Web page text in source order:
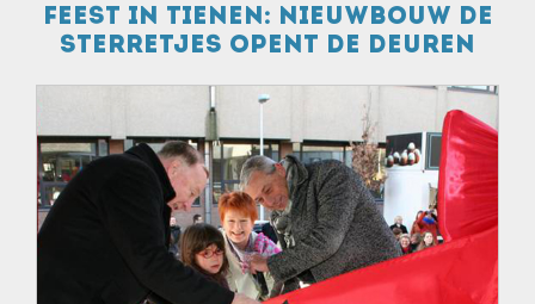
Feest in Tienen: nieuwbouw De
Sterretjes opent de deuren